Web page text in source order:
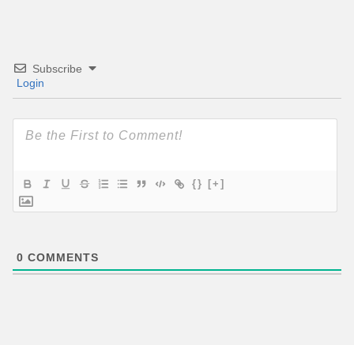
Subscribe
Login
{} [+]
0 COMMENTS